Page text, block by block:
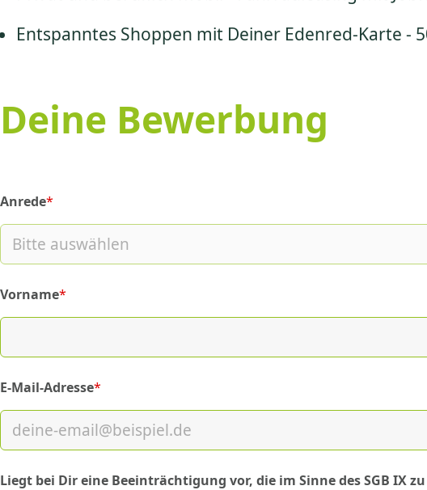
Entspanntes Shoppen mit Deiner Edenred-Karte -
Deine Bewerbung
Anrede*
(required)
Vorname*
(required)
E-Mail-Adresse*
(required)
Liegt bei Dir eine Beeinträchtigung vor, die im Sinne des SGB IX